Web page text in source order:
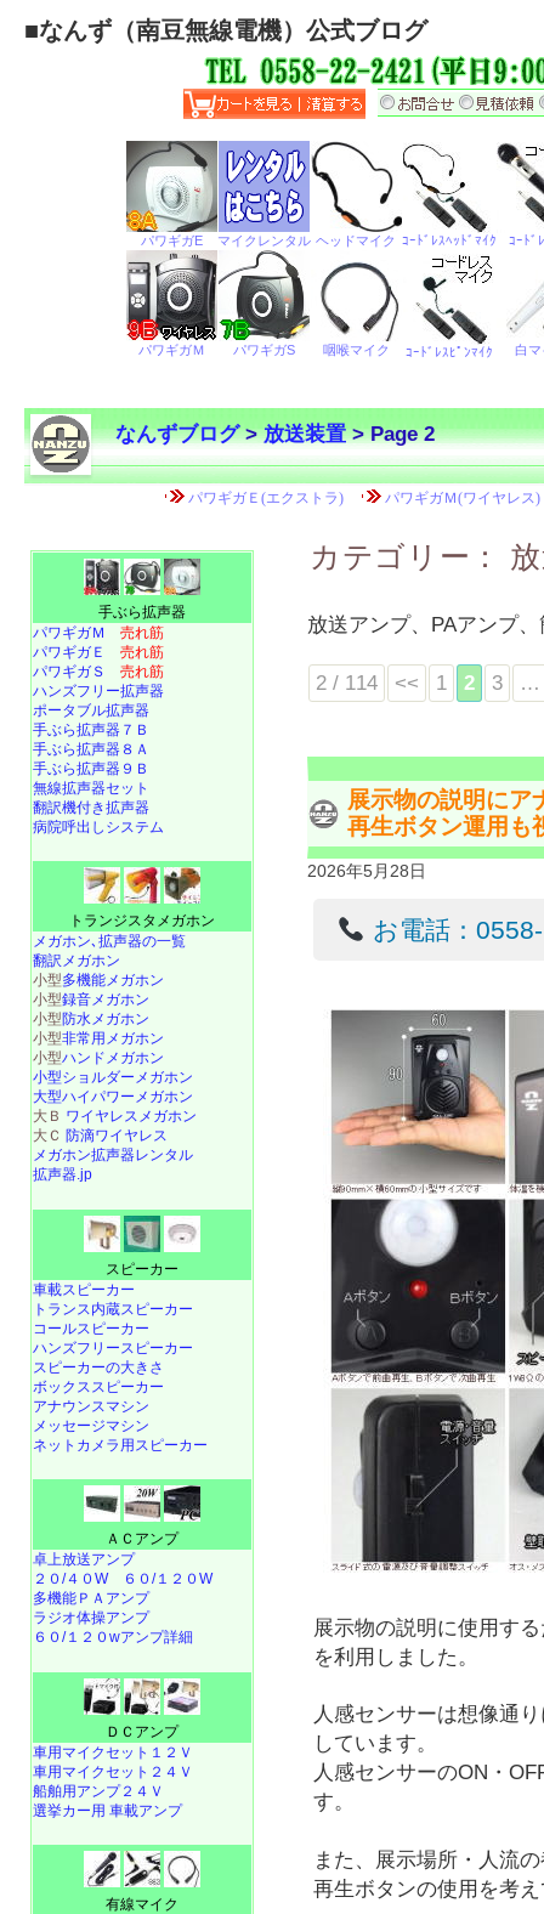
■なんず（南豆無線電機）公式ブログ
なんずブログ>放送装置> Page 2
カテゴリー：
放送アンプ、PAアンプ
2 / 114 << 1 2 3 …
展示物の説明に
再生ボタン運用も
2026年5月28日
お電話：
展示物の説明に使用す
を利用しました。
人感センサーは想像通
しています。
人感センサーのON・
す。
また、展示場所・人流
再生ボタンの使用を考
手ぶら拡声器
パワギガＭ 売れ筋
パワギガＥ 売れ筋
パワギガＳ 売れ筋
ハンズフリー拡声器
ポータブル拡声器
手ぶら拡声器７Ｂ
手ぶら拡声器８Ａ
手ぶら拡声器９Ｂ
無線拡声器セット
翻訳機付き拡声器
病院呼出しシステム
トランジスタメガホン
メガホン､拡声器の一覧
翻訳メガホン
小型多機能メガホン
小型録音メガホン
小型防水メガホン
小型非常用メガホン
小型ハンドメガホン
小型ショルダーメガホン
大型ハイパワーメガホン
大Ｂ ワイヤレスメガホン
大Ｃ 防滴ワイヤレス
メガホン拡声器レンタル
拡声器.jp
スピーカー
車載スピーカー
トランス内蔵スピーカー
コールスピーカー
ハンズフリースピーカー
スピーカーの大きさ
ボックススピーカー
アナウンスマシン
メッセージマシン
ネットカメラ用スピーカー
ＡＣアンプ
卓上放送アンプ
２０/４０W
６０/１２０W
多機能ＰＡアンプ
ラジオ体操アンプ
６０/１２０wアンプ詳細
ＤＣアンプ
車用マイクセット１２Ｖ
車用マイクセット２４Ｖ
船舶用アンプ２４Ｖ
選挙カー用 車載アンプ
有線マイク